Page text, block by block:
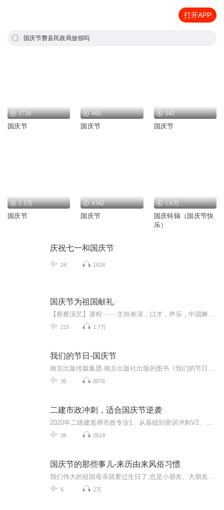
打开APP
国庆节费县民政局放假吗
1726
国庆节
465
国庆节
543
国庆节
2.1万
国庆节
4542
国庆节
1.6万
国庆特辑（国庆节快
乐）
庆祝七一和国庆节
24 1818
国庆节为祖国献礼
215 1.7万
我们的节日-国庆节
35 8076
二建市政冲刺，适合国庆节逆袭
36 2619
国庆节的那些事儿-来历由来风俗习惯
6 2万